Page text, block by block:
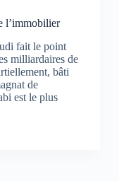
l’immobilier
fait le point
milliardaires de
bâti
de
est le plus